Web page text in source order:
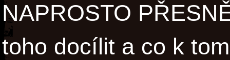
NAPROSTO
toho docílit a co k